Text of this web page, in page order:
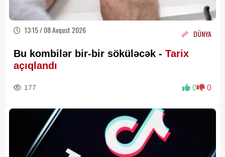
13:15 / 08 Avqust 2026 DÜNYA
Bu kombilər bir-bir söküləcək - Tarix
açıqlandı
177 0 0